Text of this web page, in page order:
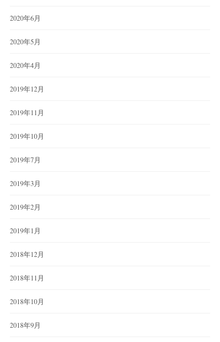
2020年6月
2020年5月
2020年4月
2019年12月
2019年11月
2019年10月
2019年7月
2019年3月
2019年2月
2019年1月
2018年12月
2018年11月
2018年10月
2018年9月